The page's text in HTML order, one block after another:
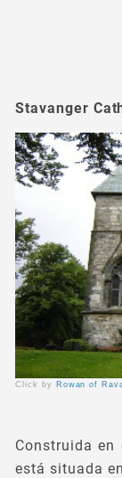
Click by Rowan of
Stavanger
Construida
está situada